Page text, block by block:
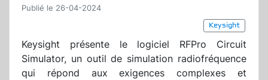
Publié le 26-04-2024
Keysight
Keysight présente le logiciel RFPro Circuit
Simulator, un outil de simulation radiofréquence
qui répond aux exigences complexes et